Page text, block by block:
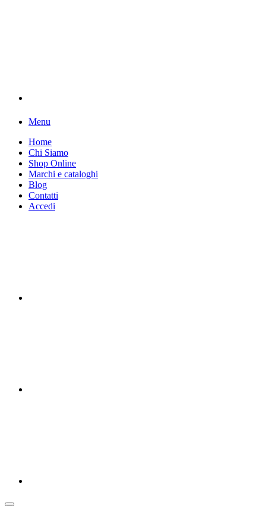
Menu
Home
Chi Siamo
Shop Online
Marchi e cataloghi
Blog
Contatti
Accedi